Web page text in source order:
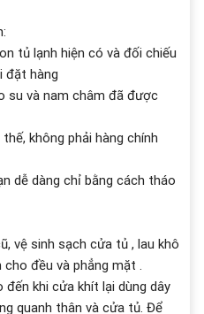
tủ lạnh hiện có và đối chiếu
đặt hàng
su và nam châm đã được
không phải hàng chính
dễ dàng chỉ bằng cách tháo
vệ sinh sạch cửa tủ , lau khô
đều và phẳng mặt .
khi cửa khít lại dùng dây
quanh thân và cửa tủ. Để